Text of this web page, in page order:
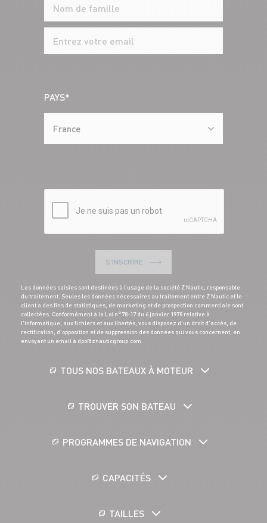
PAYS*
France
S'INSCRIRE
Les données saisies sont destinées à l’usage de la société Z Nautic, responsable
du traitement. Seules les données nécessaires au traitement entre Z Nautic et le
client a des fins de statistiques, de marketing et de prospection commerciale sont
collectées. Conformément à la Loi n°78-17 du 6 janvier 1978 relative à
l'informatique, aux fichiers et aux libertés, vous disposez d’un droit d’accès, de
rectification, d’opposition et de suppression des données qui vous concernent, en
envoyant un email à dpo@znauticgroup.com.
TOUS NOS BATEAUX À MOTEUR
TROUVER SON BATEAU
PROGRAMMES DE NAVIGATION
CAPACITÉS
TAILLES